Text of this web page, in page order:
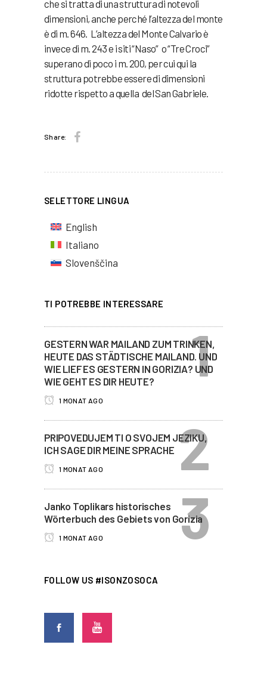
che si tratta di una struttura di notevoli
dimensioni, anche perché l’altezza del monte
è di m. 646. L’altezza del Monte Calvario è
invece di m. 243 e i siti “Naso” o “Tre Croci”
superano di poco i m. 200, per cui qui la
struttura potrebbe essere di dimensioni
ridotte rispetto a quella del San Gabriele.
Share:
SELETTORE LINGUA
English
Italiano
Slovenščina
TI POTREBBE INTERESSARE
GESTERN WAR MAILAND ZUM TRINKEN,
HEUTE DAS STÄDTISCHE MAILAND. UND
WIE LIEF ES GESTERN IN GORIZIA? UND
WIE GEHT ES DIR HEUTE?
1 MONAT AGO
PRIPOVEDUJEM TI O SVOJEM JEZIKU,
ICH SAGE DIR MEINE SPRACHE
1 MONAT AGO
Janko Toplikars historisches
Wörterbuch des Gebiets von Gorizia
1 MONAT AGO
FOLLOW US #ISONZOSOCA